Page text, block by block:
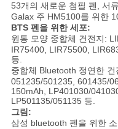
를
요
청
하
다
53개의 새로운 첨필 펜, 서
Galax 주 HM5100를 위한
BTS 펜을 위한 세포:
원통 모양 중합체 건전지:
IR75400, LIR75500,
등.
중합체 Bluetooth 정연한
051235/501235, 601435/
150mAh, LP401030/
LP501135/051135 등.
그림:
삼성 bluetooth 펜을 위한